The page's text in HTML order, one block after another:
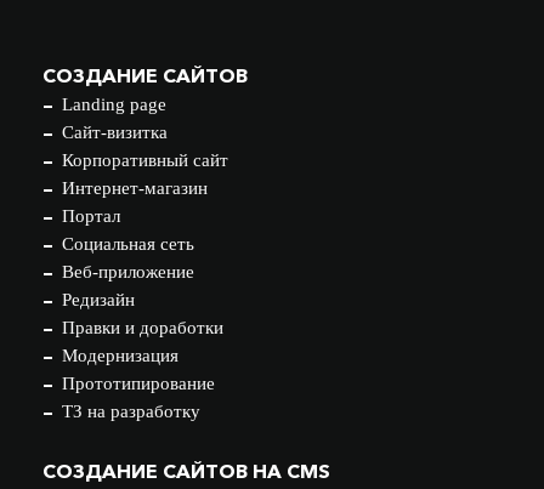
СОЗДАНИЕ САЙТОВ
Landing page
Сайт-визитка
Корпоративный сайт
Интернет-магазин
Портал
Социальная сеть
Веб-приложение
Редизайн
Правки и доработки
Модернизация
Прототипирование
ТЗ на разработку
СОЗДАНИЕ САЙТОВ НА CMS